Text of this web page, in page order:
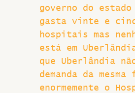
governo do
gasta vinte e
hospitais mas
está em
que Uberlândia
demanda da
enormemente o